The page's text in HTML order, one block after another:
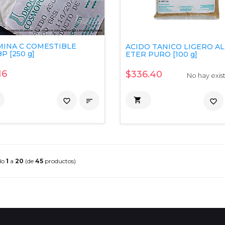
C COMESTIBLE
[250 g]

favorite_border
ACIDO TANICO LIGERO AL
ETER PURO [100 g]
$336.40 No hay
 favorite_border
1 a 20 (de 45productos)